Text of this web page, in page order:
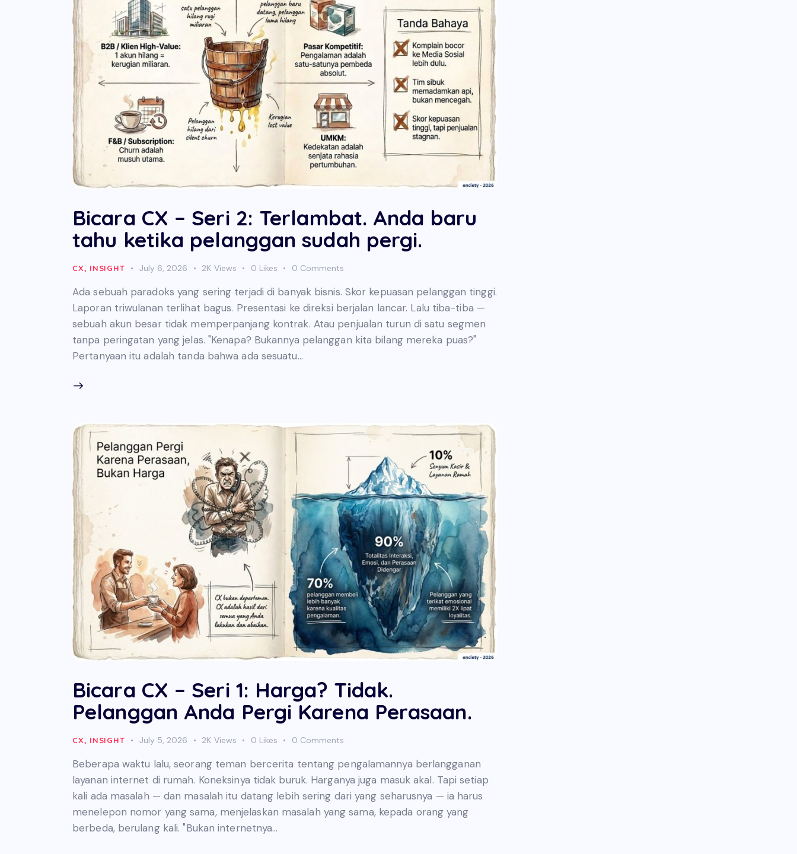
Bicara CX – Seri 2: Terlambat. Anda baru
tahu ketika pelanggan sudah pergi.
CX, INSIGHT July 6, 2026 2K Views 0 Likes 0 Comments
Ada sebuah paradoks yang sering terjadi di banyak bisnis. Skor kepuasan pelanggan tinggi.
Laporan triwulanan terlihat bagus. Presentasi ke direksi berjalan lancar. Lalu tiba-tiba —
sebuah akun besar tidak memperpanjang kontrak. Atau penjualan turun di satu segmen
tanpa peringatan yang jelas. "Kenapa? Bukannya pelanggan kita bilang mereka puas?"
Pertanyaan itu adalah tanda bahwa ada sesuatu…
Bicara CX – Seri 1: Harga? Tidak.
Pelanggan Anda Pergi Karena Perasaan.
CX, INSIGHT July 5, 2026 2K Views 0 Likes 0 Comments
Beberapa waktu lalu, seorang teman bercerita tentang pengalamannya berlangganan
layanan internet di rumah. Koneksinya tidak buruk. Harganya juga masuk akal. Tapi setiap
kali ada masalah — dan masalah itu datang lebih sering dari yang seharusnya — ia harus
menelepon nomor yang sama, menjelaskan masalah yang sama, kepada orang yang
berbeda, berulang kali. "Bukan internetnya…